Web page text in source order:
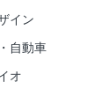
イン
自動車
オ